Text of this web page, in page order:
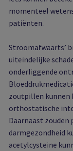
momenteel
patiënten.
Stroomafwaarts’
uiteindelijke
onderliggende
zoutpillen kunnen
orthostatische
Daarnaast
darmgezondheid
acetylcysteine